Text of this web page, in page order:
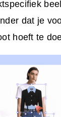
dat je
hoeft te